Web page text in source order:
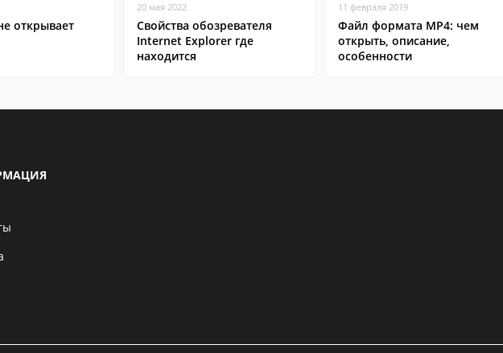
открывает
20 мая 2022
Свойства обозревателя
Internet Explorer где
находится
11 февраля 2019
Файл формата MP4: чем
открыть, описание,
особенности